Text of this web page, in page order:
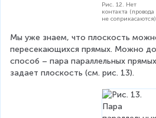
Рис. 12. Нет
контакта (провода
не соприкасаются)
Мы уже знаем, что плоскость
пересекающихся прямых. Можно
способ – пара параллельных
задает плоскость (см. рис. 13).